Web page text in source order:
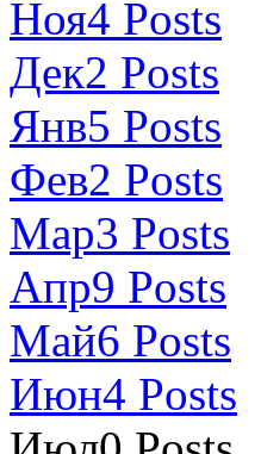
Ноя4 Posts
Дек2 Posts
Янв5 Posts
Фев2 Posts
Мар3 Posts
Апр9 Posts
Май6 Posts
Июн4 Posts